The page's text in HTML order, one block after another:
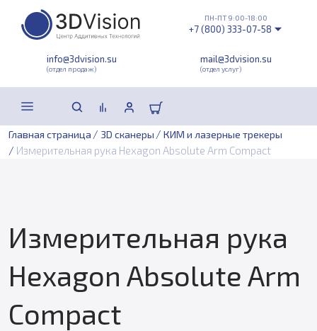
info@3dvision.su
(отдел продаж)
mail@3dvision.su
(отдел услуг)
ПН-ПТ 9:00-18:00
+7 (800) 333-07-58
Главная страница / 3D сканеры / КИМ и лазерные трекеры
/ Измерительная рука Hexagon Absolute Arm Compact
Измерительная рука
Hexagon Absolute Arm
Compact